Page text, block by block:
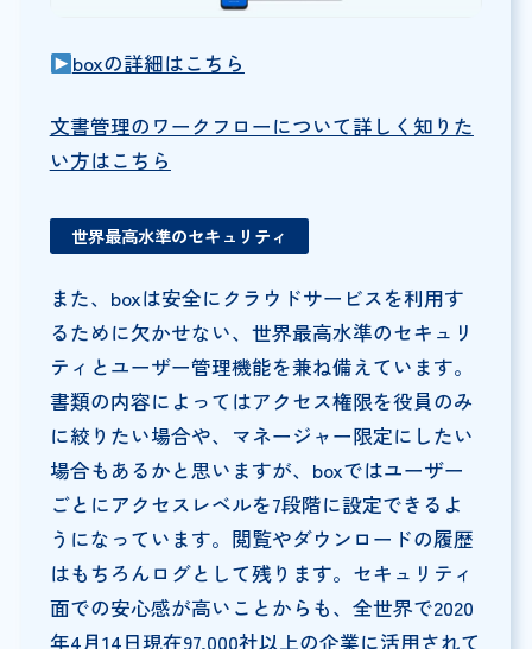
boxの詳細はこちら
文書管理のワークフローについて詳しく知りた
い方はこちら
世界最高水準のセキュリティ
また、boxは安全にクラウドサービスを利用す
るために欠かせない、世界最高水準のセキュリ
ティとユーザー管理機能を兼ね備えています。
書類の内容によってはアクセス権限を役員のみ
に絞りたい場合や、マネージャー限定にしたい
場合もあるかと思いますが、boxではユーザー
ごとにアクセスレベルを7段階に設定できるよ
うになっています。閲覧やダウンロードの履歴
はもちろんログとして残ります。セキュリティ
面での安心感が高いことからも、全世界で2020
年4月14日現在97,000社以上の企業に活用されて